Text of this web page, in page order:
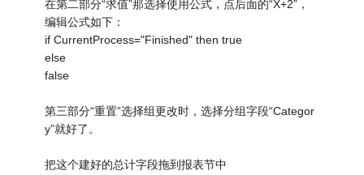
在第二部分“求值”那选择使用公式，点后面的“X+2”，
编辑公式如下：
if CurrentProcess="Finished" then true
else
false
第三部分“重置”选择组更改时，选择分组字段“Categor
y”就好了。
把这个建好的总计字段拖到报表节中